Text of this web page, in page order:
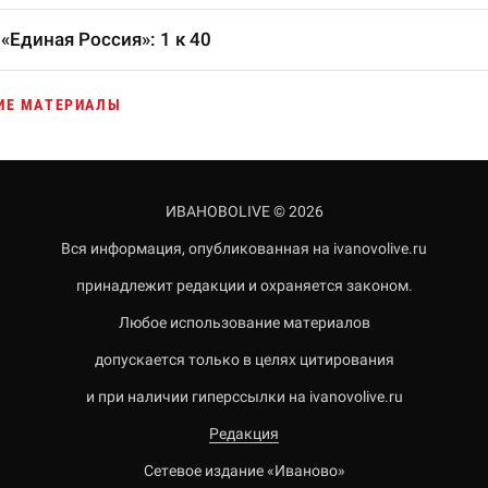
Россия»: 1 к 40
МАТЕРИАЛЫ
ИВАНОВОLIVE © 2026
Вся информация, опубликованная на ivanovolive.ru
принадлежит редакции и охраняется законом.
Любое использование материалов
допускается только в целях цитирования
и при наличии гиперссылки на ivanovolive.ru
Редакция
Сетевое издание «Иваново»